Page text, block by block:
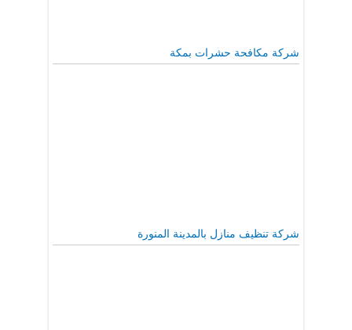
شركة مكافحة حشرات بمكة
شركة تنظيف منازل بالمدينة المنورة